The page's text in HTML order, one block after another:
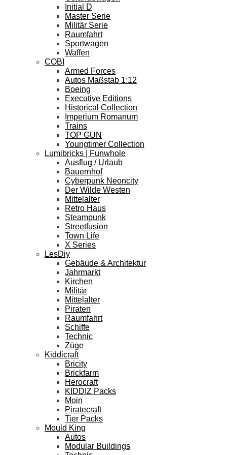
Initial D
Master Serie
Militär Serie
Raumfahrt
Sportwagen
Waffen
COBI
Armed Forces
Autos Maßstab 1:12
Boeing
Executive Editions
Historical Collection
Imperium Romanum
Trains
TOP GUN
Youngtimer Collection
Lumibricks | Funwhole
Ausflug / Urlaub
Bauernhof
Cyberpunk Neoncity
Der Wilde Westen
Mittelalter
Retro Haus
Steampunk
Streetfusion
Town Life
X Series
LesDiy
Gebäude & Architektur
Jahrmarkt
Kirchen
Militär
Mittelalter
Piraten
Raumfahrt
Schiffe
Technic
Züge
Kiddicraft
Bricity
Brickfarm
Herocraft
KIDDIZ Packs
Moin
Piratecraft
Tier Packs
Mould King
Autos
Modular Buildings